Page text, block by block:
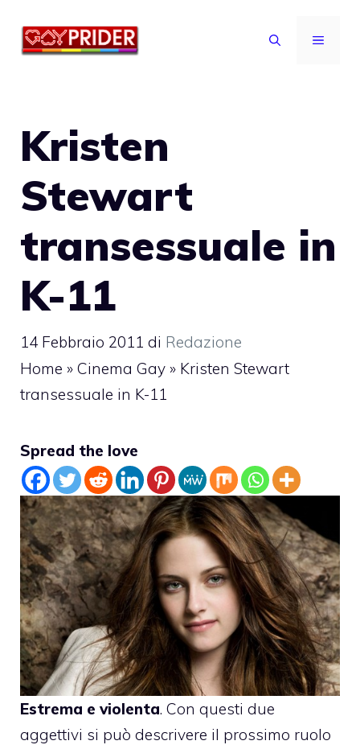
MENU
Kristen
Stewart
transessuale in
K-11
14 Febbraio 2011 di Redazione
Home » Cinema Gay » Kristen Stewart
transessuale in K-11
Spread the love
Estrema e violenta. Con questi due
aggettivi si può descrivere il prossimo ruolo